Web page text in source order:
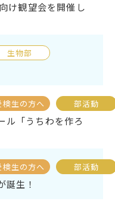
観望会を開催し
生物部
検生の方へ 部活動
「うちわを作ろ
検生の方へ 部活動
誕生！